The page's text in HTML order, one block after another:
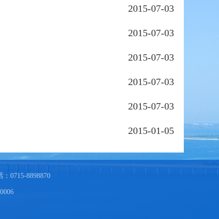
2015-07-03
2015-07-03
2015-07-03
2015-07-03
2015-07-03
2015-01-05
0715-8898870